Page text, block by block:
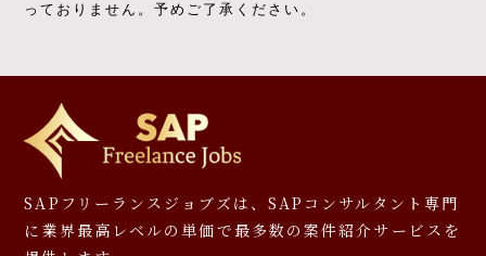
っておりません。予めご了承ください。
SAPフリーランスジョブズは、SAPコンサルタント専門
に 業界最高レベルの単価で最多数の案件紹介サービスを